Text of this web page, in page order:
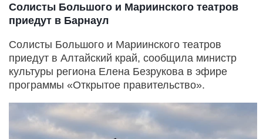
Солисты Большого и Мариинского театров
приедут в Барнаул
Солисты Большого и Мариинского театров
приедут в Алтайский край, сообщила министр
культуры региона Елена Безрукова в эфире
программы «Открытое правительство».